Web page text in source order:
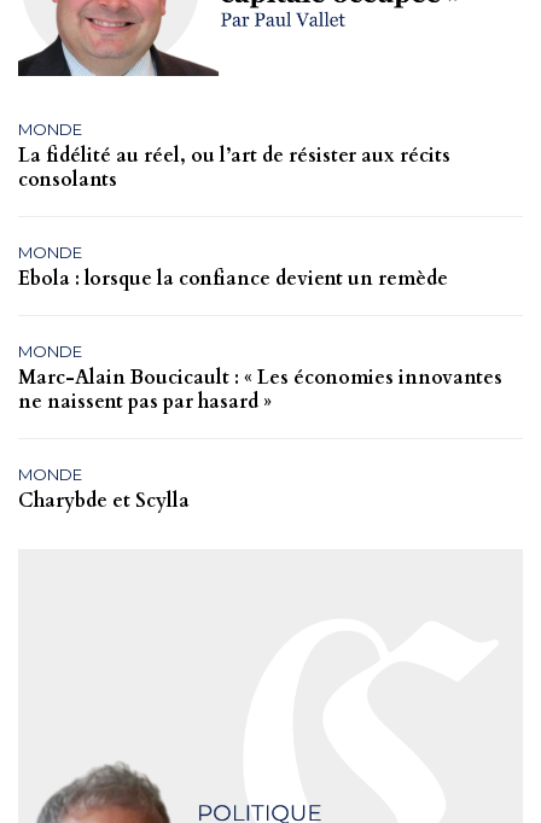
MONDE
La fidélité au réel, ou l’art de résister aux récits
consolants
MONDE
Ebola : lorsque la confiance devient un remède
MONDE
Marc-Alain Boucicault : « Les économies innovantes
ne naissent pas par hasard »
MONDE
Charybde et Scylla